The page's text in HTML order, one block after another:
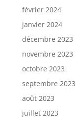
février 2024
janvier 2024
décembre 2023
novembre 2023
octobre 2023
septembre 2023
août 2023
juillet 2023